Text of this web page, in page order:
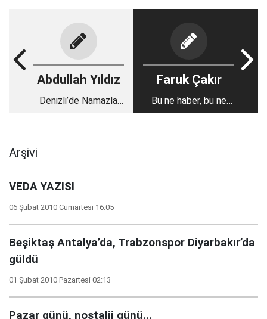
Abdullah Yıldız
Denizli’de Namazla
Faruk Çakır
Bu ne haber, bu ne
reklam?
Arşivi
VEDA YAZISI
06 Şubat 2010 Cumartesi 16:05
Beşiktaş Antalya’da, Trabzonspor Diyarbakır’da
güldü
01 Şubat 2010 Pazartesi 02:13
Pazar günü, nostalji günü...